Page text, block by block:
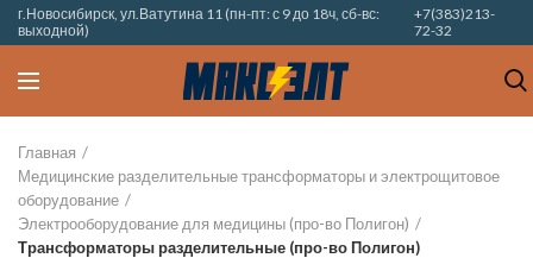
г.Новосибирск, ул.Ватутина 11 (пн-пт: с 9 до 18ч, сб-вс:
выходной)
+7(383)213-
72-32
Главная
Медицинские разделительные трансформаторы и электрощитовое
оборудование
Электрооборудование для медицины (про-во Полигон)
Трансформаторы разделительные (про-во Полигон)